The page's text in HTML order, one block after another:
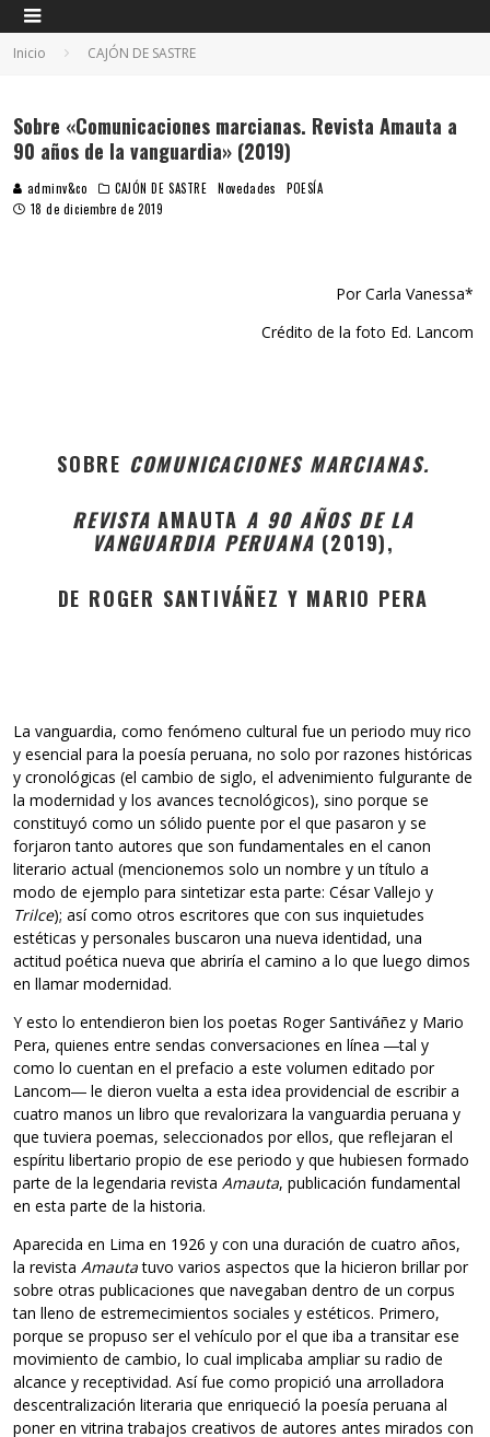
Inicio CAJÓN DE SASTRE
Sobre «Comunicaciones marcianas. Revista Amauta a
90 años de la vanguardia» (2019)
adminv&co CAJÓN DE SASTRE Novedades
POESÍA
18 de diciembre de 2019
Por Carla Vanessa*
Crédito de la foto Ed. Lancom
SOBRE COMUNICACIONES MARCIANAS.
REVISTAAMAUTA A 90 AÑOS DE LA
VANGUARDIA PERUANA (2019),
DE ROGER SANTIVÁÑEZ Y MARIO PERA
La vanguardia, como fenómeno cultural fue un periodo muy rico
y esencial para la poesía peruana, no solo por razones históricas
y cronológicas (el cambio de siglo, el advenimiento fulgurante de
la modernidad y los avances tecnológicos), sino porque se
constituyó como un sólido puente por el que pasaron y se
forjaron tanto autores que son fundamentales en el canon
literario actual (mencionemos solo un nombre y un título a
modo de ejemplo para sintetizar esta parte: César Vallejo y
Trilce); así como otros escritores que con sus inquietudes
estéticas y personales buscaron una nueva identidad, una
actitud poética nueva que abriría el camino a lo que luego dimos
en llamar modernidad.
Y esto lo entendieron bien los poetas Roger Santiváñez y Mario
Pera, quienes entre sendas conversaciones en línea ―tal y
como lo cuentan en el prefacio a este volumen editado por
Lancom― le dieron vuelta a esta idea providencial de escribir a
cuatro manos un libro que revalorizara la vanguardia peruana y
que tuviera poemas, seleccionados por ellos, que reflejaran el
espíritu libertario propio de ese periodo y que hubiesen formado
parte de la legendaria revista Amauta, publicación fundamental
en esta parte de la historia.
Aparecida en Lima en 1926 y con una duración de cuatro años,
la revista Amautatuvo varios aspectos que la hicieron brillar por
sobre otras publicaciones que navegaban dentro de un corpus
tan lleno de estremecimientos sociales y estéticos. Primero,
porque se propuso ser el vehículo por el que iba a transitar ese
movimiento de cambio, lo cual implicaba ampliar su radio de
alcance y receptividad. Así fue como propició una arrolladora
descentralización literaria que enriqueció la poesía peruana al
poner en vitrina trabajos creativos de autores antes mirados con